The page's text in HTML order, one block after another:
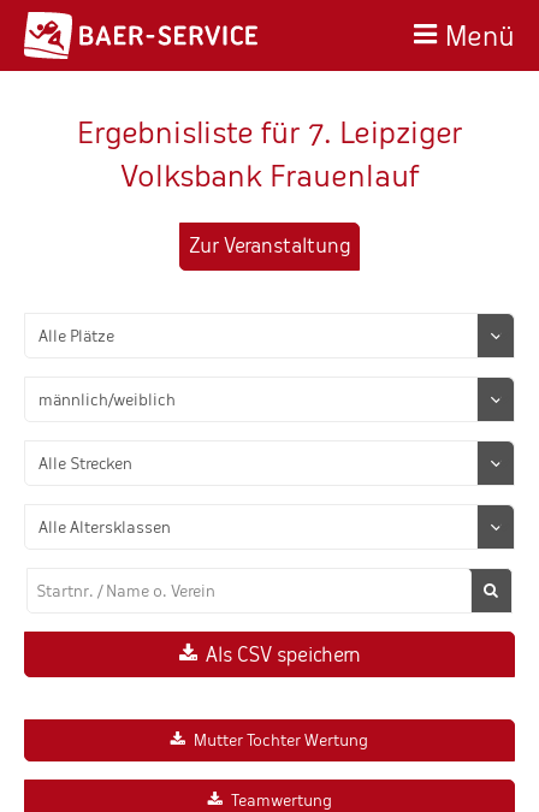
Menü
Ergebnisliste für 7. Leipziger
Volksbank Frauenlauf
Zur Veranstaltung
Als CSV speichern
Mutter Tochter Wertung
Teamwertung